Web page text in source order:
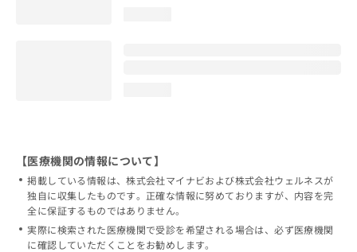
【医療機関の情報について】
掲載している情報は、株式会社マイナビおよび株式会社ウェルネスが
独自に収集したものです。正確な情報に努めておりますが、内容を完
全に保証するものではありません。
実際に検索された医療機関で受診を希望される場合は、必ず医療機関
に確認していただくことをお勧めします。